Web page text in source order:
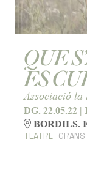
QUE
ÉS
Associació la
DG. 22.05.22 |
BORDILS.
TEATRE